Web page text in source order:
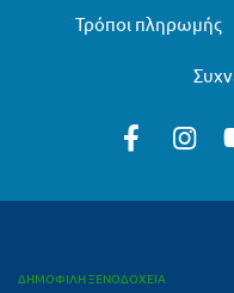
Λεπτοκαρυά
Τρόποι πληρωμής
ΔΗΜΟΦΙΛΗ ΞΕΝΟΔΟΧΕΙΑ